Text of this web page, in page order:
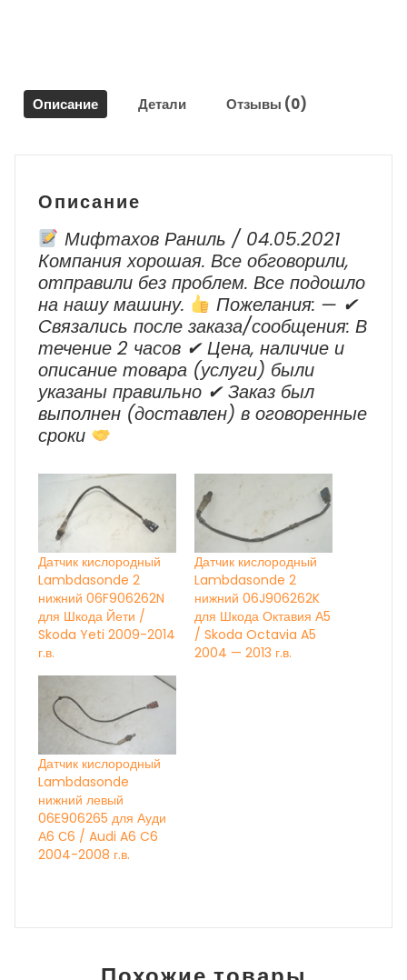
/
Skоda
г.в.
Описание Детали Отзывы (0)
Описание
Мифтахов Раниль / 04.05.2021
Компания хорошая. Все обговорили,
отправили без проблем. Все подошло
на нашу машину.
Пожелания: — ✔
Cвязались после заказа/сообщения: В
течение 2 часов ✔ Цена, наличие и
описание товара (услуги) были
указаны правильно ✔ Заказ был
выполнен (доставлен) в оговоренные
сроки
Датчик кислородный
Lambdasonde 2
нижний 06F906262N
для Шкода Йети /
Skoda Yeti 2009-2014
г.в.
Датчик кислородный
Lambdasonde 2
нижний 06J906262K
для Шкода Октавия А5
/ Skoda Octavia A5
2004 — 2013 г.в.
Датчик кислородный
Lambdasonde
нижний левый
06E906265 для Ауди
А6 С6 / Audi A6 C6
2004-2008 г.в.